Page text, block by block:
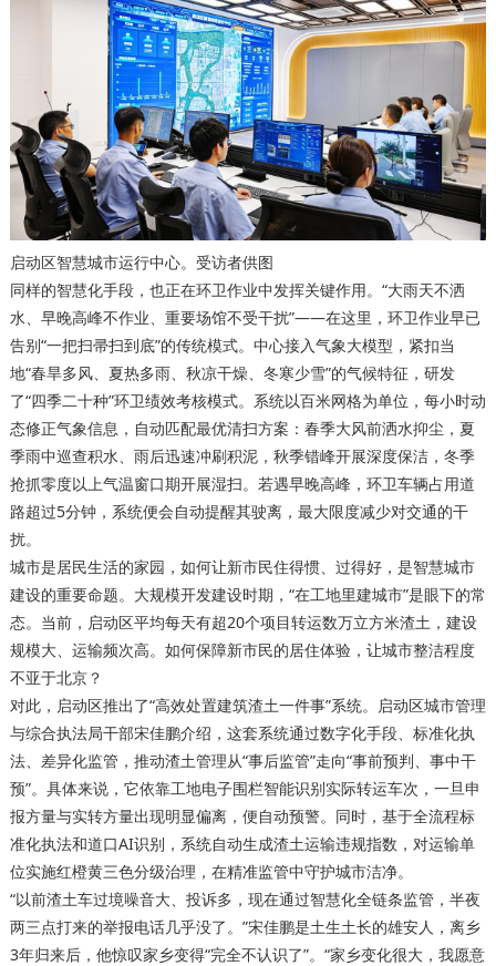
启动区智慧城市运行中心。受访者供图
同样的智慧化手段，也正在环卫作业中发挥关键作用。“大雨天不洒
水、早晚高峰不作业、重要场馆不受干扰”——在这里，环卫作业早已
告别“一把扫帚扫到底”的传统模式。中心接入气象大模型，紧扣当
地“春旱多风、夏热多雨、秋凉干燥、冬寒少雪”的气候特征，研发
了“四季二十种”环卫绩效考核模式。系统以百米网格为单位，每小时动
态修正气象信息，自动匹配最优清扫方案：春季大风前洒水抑尘，夏
季雨中巡查积水、雨后迅速冲刷积泥，秋季错峰开展深度保洁，冬季
抢抓零度以上气温窗口期开展湿扫。若遇早晚高峰，环卫车辆占用道
路超过5分钟，系统便会自动提醒其驶离，最大限度减少对交通的干
扰。
城市是居民生活的家园，如何让新市民住得惯、过得好，是智慧城市
建设的重要命题。大规模开发建设时期，“在工地里建城市”是眼下的常
态。当前，启动区平均每天有超20个项目转运数万立方米渣土，建设
规模大、运输频次高。如何保障新市民的居住体验，让城市整洁程度
不亚于北京？
对此，启动区推出了“高效处置建筑渣土一件事”系统。启动区城市管理
与综合执法局干部宋佳鹏介绍，这套系统通过数字化手段、标准化执
法、差异化监管，推动渣土管理从“事后监管”走向“事前预判、事中干
预”。具体来说，它依靠工地电子围栏智能识别实际转运车次，一旦申
报方量与实转方量出现明显偏离，便自动预警。同时，基于全流程标
准化执法和道口AI识别，系统自动生成渣土运输违规指数，对运输单
位实施红橙黄三色分级治理，在精准监管中守护城市洁净。
“以前渣土车过境噪音大、投诉多，现在通过智慧化全链条监管，半夜
两三点打来的举报电话几乎没了。”宋佳鹏是土生土长的雄安人，离乡
3年归来后，他惊叹家乡变得“完全不认识了”。“家乡变化很大，我愿意